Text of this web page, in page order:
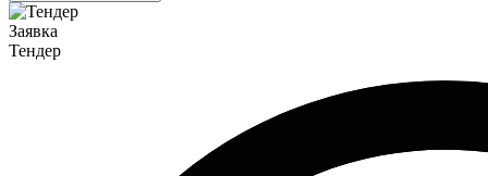
Заявка
Тендер